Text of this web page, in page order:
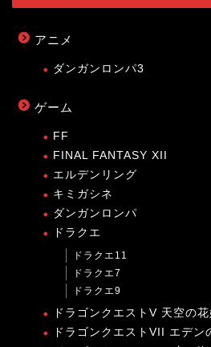
アニメ
ダンガンロンパ3
ゲーム
FF
FINAL FANTASY XII
エルデンリング
キミガシネ
ダンガンロンパ
ドラクエ
ドラクエ11
ドラクエ7
ドラクエ9
ドラゴンクエストV 天空の花
ドラゴンクエストVII エデン